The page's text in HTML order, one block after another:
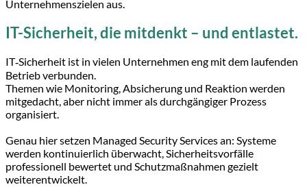
Unternehmenszielen aus.
IT-Sicherheit, die mitdenkt – und entlastet.
IT‑Sicherheit ist in vielen Unternehmen eng mit dem laufenden
Betrieb verbunden.
Themen wie Monitoring, Absicherung und Reaktion werden
mitgedacht, aber nicht immer als durchgängiger Prozess
organisiert.
Genau hier setzen Managed Security Services an: Systeme
werden kontinuierlich überwacht, Sicherheitsvorfälle
professionell bewertet und Schutzmaßnahmen gezielt
weiterentwickelt.